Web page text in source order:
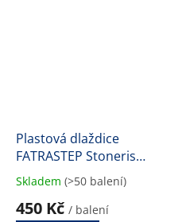
Plastová dlaždice
FATRASTEP Stoneris
černá
Průměrné
hodnocení
produktu
Skladem (>50 balení)
450 Kč / balení